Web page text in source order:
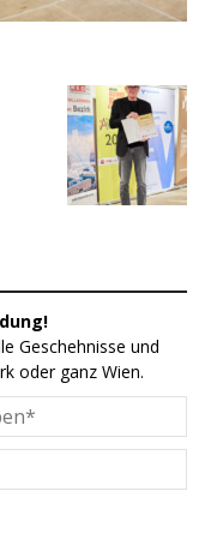
Geschehnisse und
oder ganz Wien.